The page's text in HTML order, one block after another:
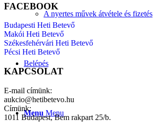
A nyertes művek átvétele és fizetés
Belépés
Menu Menu
FACEBOOK
Budapesti Heti Betevő
Makói Heti Betevő
Székesfehérvári Heti Betevő
Pécsi Heti Betevő
KAPCSOLAT
E-mail címünk:
aukcio@hetibetevo.hu
Címünk:
1011 Budapest, Bem rakpart 25/b.